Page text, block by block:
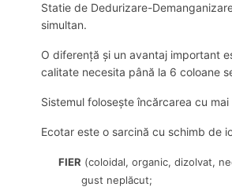
Statie de Dedurizare-
simultan.
O diferență și un avantaj important
calitate necesita până la 6 coloane
Sistemul folosește încărcarea cu
Ecotar este o sarcină cu schimb de
FIER (coloidal, organic, dizolvat,
gust neplăcut;